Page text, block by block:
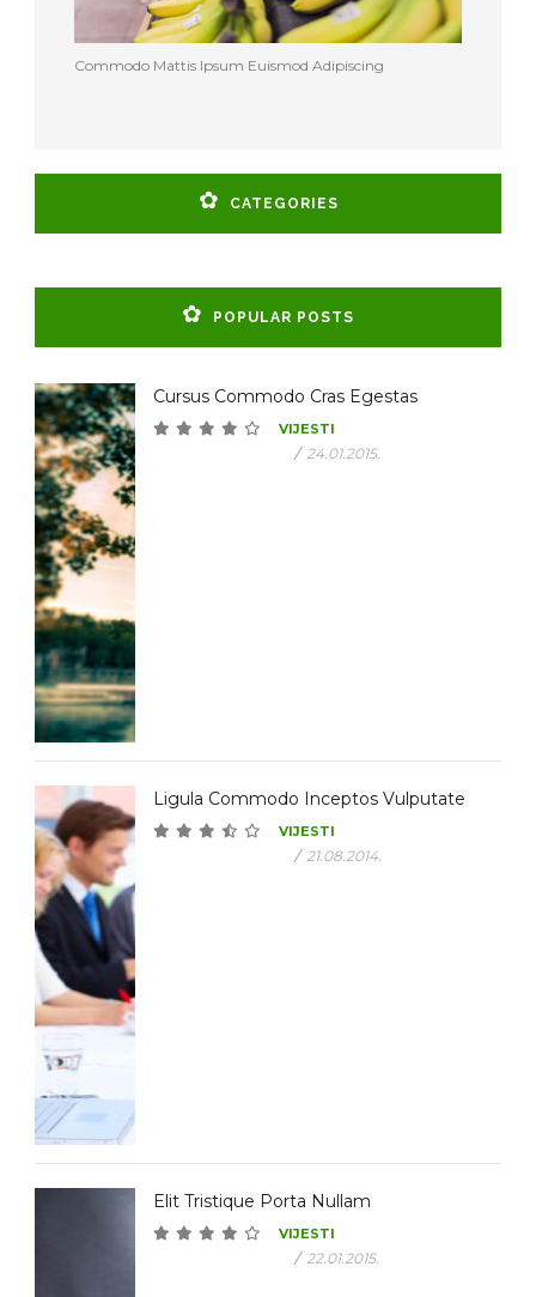
Commodo Mattis Ipsum Euismod Adipiscing
CATEGORIES
POPULAR POSTS
Cursus Commodo Cras Egestas
VIJESTI
/ 24.01.2015.
Ligula Commodo Inceptos Vulputate
VIJESTI
/ 21.08.2014.
Elit Tristique Porta Nullam
VIJESTI
/ 22.01.2015.